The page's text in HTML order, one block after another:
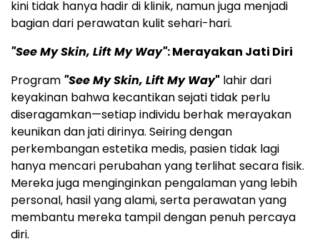
kini tidak hanya hadir di klinik, namun juga menjadi
bagian dari perawatan kulit sehari-hari.
"See My Skin, Lift My Way": Merayakan Jati Diri
Program "See My Skin, Lift My Way" lahir dari
keyakinan bahwa kecantikan sejati tidak perlu
diseragamkan—setiap individu berhak merayakan
keunikan dan jati dirinya. Seiring dengan
perkembangan estetika medis, pasien tidak lagi
hanya mencari perubahan yang terlihat secara fisik.
Mereka juga menginginkan pengalaman yang lebih
personal, hasil yang alami, serta perawatan yang
membantu mereka tampil dengan penuh percaya
diri.